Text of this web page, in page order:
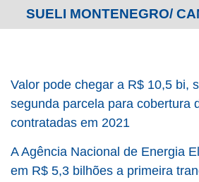
SUELI MONTENEGRO/
Valor pode chegar a R$ 10,5 bi,
segunda parcela para cobertura
contratadas em 2021
A Agência Nacional de Energia
em R$ 5,3 bilhões a primeira